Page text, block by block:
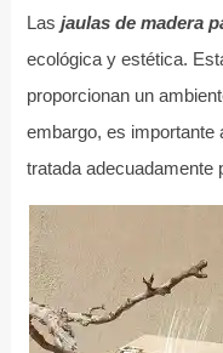
Las jaulas de madera
ecológica y estética.
proporcionan un
embargo, es importante
tratada adecuadamente